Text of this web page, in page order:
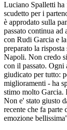
Luciano Spalletti ha
scudetto per i
è approdato sulla
passato continua ad
con Rudi Garcia e
preparato la risposta
Napoli. Non credo
con il passato. Ogni
giudicato per tutto:
miglioramenti - ha
stimo molto Garcia.
Non e' stato giusto
recente che fa parte
emozione